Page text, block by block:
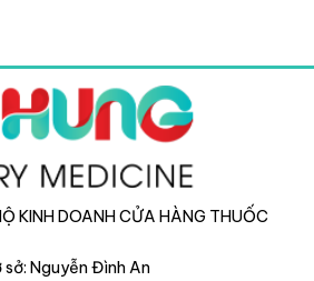
KINH DOANH CỬA HÀNG THUỐC
Nguyễn Đình An